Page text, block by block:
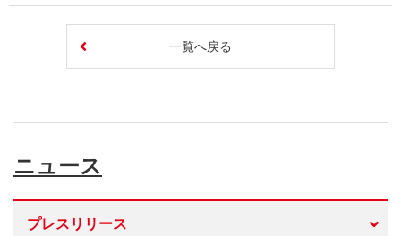
一覧へ戻る
ニュース
プレスリリース